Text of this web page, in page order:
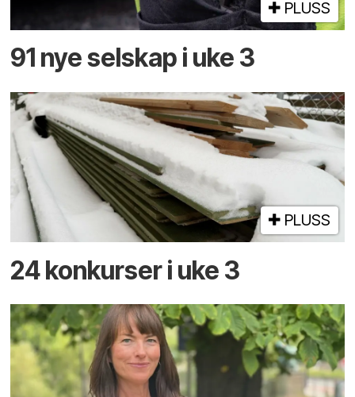
PLUSS
91 nye selskap i uke 3
PLUSS
24 konkurser i uke 3